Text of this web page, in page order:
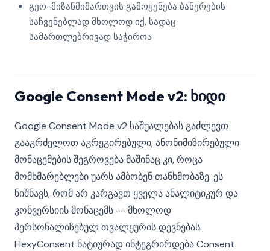
გეო-მიზანმიმართვის გამოყენება ბანერების
საჩვენებლად მხოლოდ იქ, სადაც
სამართლებრივად საჭიროა
Google Consent Mode v2: ხიდი
Google Consent Mode v2 საშუალებას გაძლევთ
გააგრძელოთ აგრეგირებული, ანონიმიზირებული
მონაცემების შეგროვება მაშინაც კი, როცა
მომხმარებლები უარს ამბობენ თანხმობაზე. ეს
ნიშნავს, რომ არ კარგავთ ყველა ანალიტიკურ და
კონვერსიის მონაცემს -- მხოლოდ
პერსონალიზებულ თვალყურის დევნებას.
FlexyConsent ნატიურად ინტეგრირდება Consent